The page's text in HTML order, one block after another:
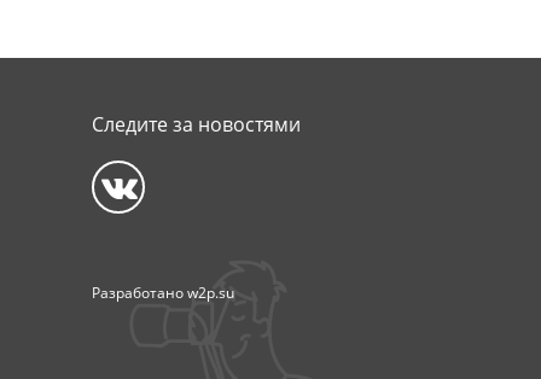
Следите за новостями
Разработаноw2p.su